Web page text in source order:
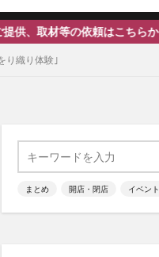
ちらからご連絡ください！
り織り体験｣
まとめ 開店・閉店 イベント